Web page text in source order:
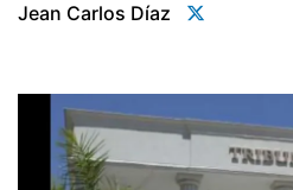
Jean Carlos Díaz